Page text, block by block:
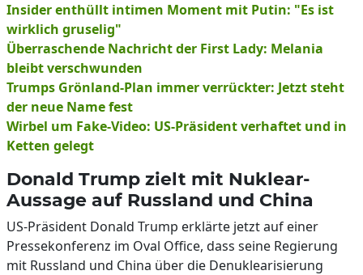
Insider enthüllt intimen Moment mit Putin: "Es ist
wirklich gruselig"
Überraschende Nachricht der First Lady: Melania
bleibt verschwunden
Trumps Grönland-Plan immer verrückter: Jetzt steht
der neue Name fest
Wirbel um Fake-Video: US-Präsident verhaftet und in
Ketten gelegt
Donald Trump zielt mit Nuklear-
Aussage auf Russland und China
US-Präsident Donald Trump erklärte jetzt auf einer
Pressekonferenz im Oval Office, dass seine Regierung
mit Russland und China über die Denuklearisierung